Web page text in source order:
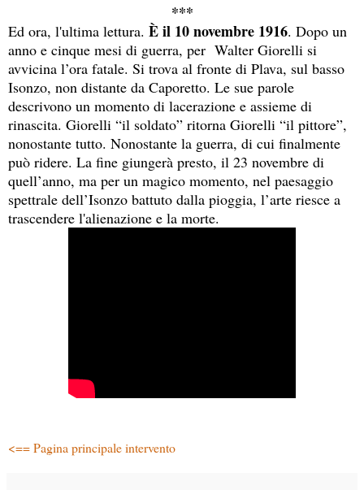
***
Ed ora, l'ultima lettura. È il 10 novembre 1916. Dopo un
anno e cinque mesi di guerra, per Walter Giorelli si
avvicina l’ora fatale. Si trova al fronte di Plava, sul basso
Isonzo, non distante da Caporetto. Le sue parole
descrivono un momento di lacerazione e assieme di
rinascita. Giorelli “il soldato” ritorna Giorelli “il pittore”,
nonostante tutto. Nonostante la guerra, di cui finalmente
può ridere. La fine giungerà presto, il 23 novembre di
quell’anno, ma per un magico momento, nel paesaggio
spettrale dell’Isonzo battuto dalla pioggia, l’arte riesce a
trascendere l'alienazione e la morte.
<== Pagina principale intervento